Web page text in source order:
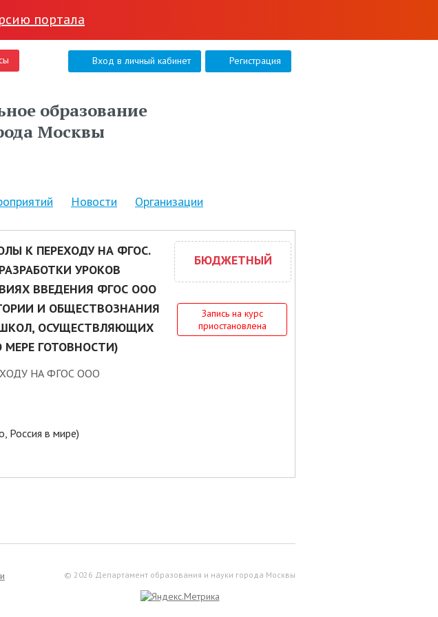
портала
Регистрация
Вход в личный кабинет
образование
Москвы
Новости Организации
К ПЕРЕХОДУ НА ФГОС.
УРОКОВ
ВВЕДЕНИЯ ФГОС ООО
И ОБЩЕСТВОЗНАНИЯ
ОСУЩЕСТВЛЯЮЩИХ
ГОТОВНОСТИ)
НА ФГОС ООО
Россия в мире)
БЮДЖЕТНЫЙ
Запись на курс
приостановлена
© 2026 Департамент образования и науки города Москвы